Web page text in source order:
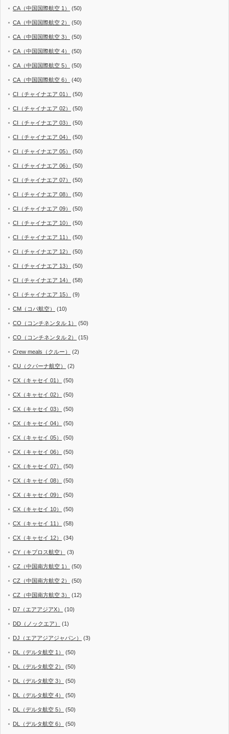
CA（中国国際航空 1） (50)
CA（中国国際航空 2） (50)
CA（中国国際航空 3） (50)
CA（中国国際航空 4） (50)
CA（中国国際航空 5） (50)
CA（中国国際航空 6） (40)
CI（チャイナエア 01） (50)
CI（チャイナエア 02） (50)
CI（チャイナエア 03） (50)
CI（チャイナエア 04） (50)
CI（チャイナエア 05） (50)
CI（チャイナエア 06） (50)
CI（チャイナエア 07） (50)
CI（チャイナエア 08） (50)
CI（チャイナエア 09） (50)
CI（チャイナエア 10） (50)
CI（チャイナエア 11） (50)
CI（チャイナエア 12） (50)
CI（チャイナエア 13） (50)
CI（チャイナエア 14） (58)
CI（チャイナエア 15） (9)
CM（コパ航空） (10)
CO（コンチネンタル 1） (50)
CO（コンチネンタル 2） (15)
Crew meals（クルー） (2)
CU（クバーナ航空） (2)
CX（キャセイ 01） (50)
CX（キャセイ 02） (50)
CX（キャセイ 03） (50)
CX（キャセイ 04） (50)
CX（キャセイ 05） (50)
CX（キャセイ 06） (50)
CX（キャセイ 07） (50)
CX（キャセイ 08） (50)
CX（キャセイ 09） (50)
CX（キャセイ 10） (50)
CX（キャセイ 11） (58)
CX（キャセイ 12） (34)
CY（キプロス航空） (3)
CZ（中国南方航空 1） (50)
CZ（中国南方航空 2） (50)
CZ（中国南方航空 3） (12)
D7（エアアジアX） (10)
DD（ノックエア） (1)
DJ（エアアジアジャパン） (3)
DL（デルタ航空 1） (50)
DL（デルタ航空 2） (50)
DL（デルタ航空 3） (50)
DL（デルタ航空 4） (50)
DL（デルタ航空 5） (50)
DL（デルタ航空 6） (50)